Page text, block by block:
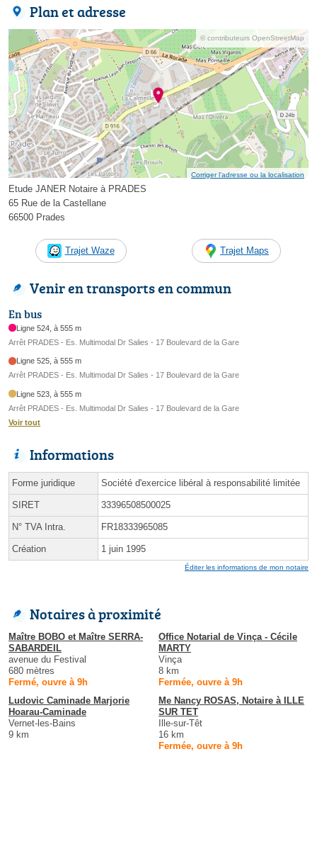
Plan et adresse
© contributeurs OpenStreetMap
Corriger l’adresse ou la localisation
Etude JANER Notaire à PRADES
65 Rue de la Castellane
66500 Prades
Trajet Waze Trajet Maps
Venir en transports en commun
En bus
Ligne 524, à 555 m
Arrêt PRADES - Es. Multimodal Dr Salies - 17 Boulevard de la Gare
Ligne 525, à 555 m
Arrêt PRADES - Es. Multimodal Dr Salies - 17 Boulevard de la Gare
Ligne 523, à 555 m
Arrêt PRADES - Es. Multimodal Dr Salies - 17 Boulevard de la Gare
Voir tout
Informations
Forme juridique Société d'exercice libéral à responsabilité limitée
SIRET 33396508500025
N° TVA Intra. FR18333965085
Création 1 juin 1995
Éditer les informations de mon notaire
Notaires à proximité
Maître BOBO et Maître SERRA-
SABARDEIL
avenue du Festival
680 mètres
Fermé, ouvre à 9h
Office Notarial de Vinça - Cécile
MARTY
Vinça
8 km
Fermée, ouvre à 9h
Ludovic Caminade Marjorie
Hoarau-Caminade
Vernet-les-Bains
9 km
Me Nancy ROSAS, Notaire à ILLE
SUR TET
Ille-sur-Têt
16 km
Fermée, ouvre à 9h